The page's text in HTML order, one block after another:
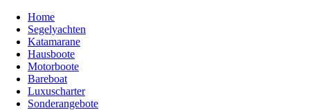
Home
Segelyachten
Katamarane
Hausboote
Motorboote
Bareboat
Luxuscharter
Sonderangebote